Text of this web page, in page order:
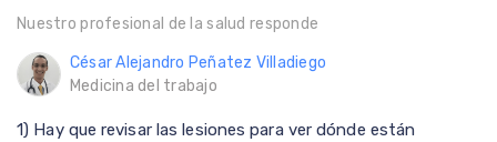
Nuestro profesional de la salud responde
César Alejandro Peñatez Villadiego
Medicina del trabajo
1) Hay que revisar las lesiones para ver dónde están